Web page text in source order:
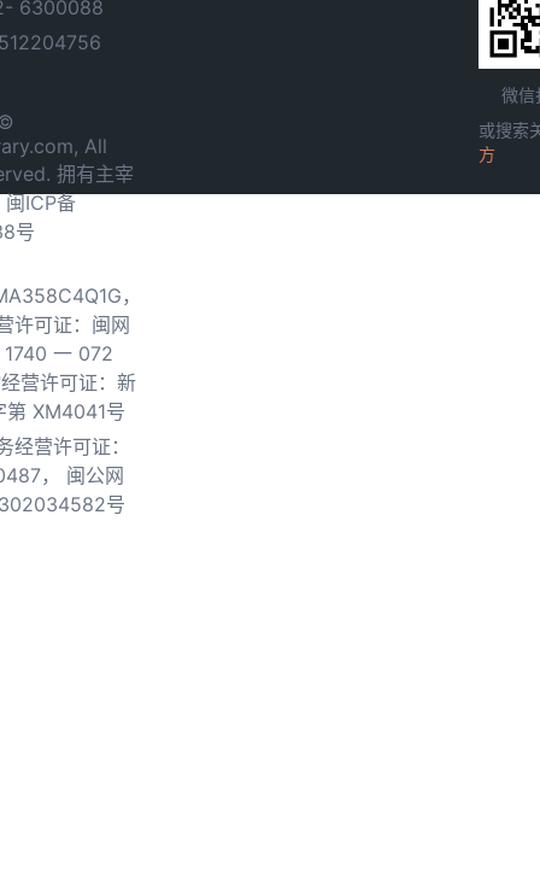
6300088
All
拥有主宰
闽ICP备
号
，
许可证：闽网
一 072
营许可证：新
第 XM4041号
经营许可证：
，
闽公网
号
微信
或搜索
方